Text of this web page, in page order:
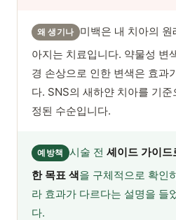
왜 생기나
미백은 내 치아의
아지는 치료입니다. 약물성 변
경 손상으로 인한 변색은 효과
다. SNS의 새하얀 치아를 기
정된 수순입니다.
예방책 시술 전 셰이드 가이드
한 목표 색을 구체적으로 확인
라 효과가 다르다는 설명을 들
다.